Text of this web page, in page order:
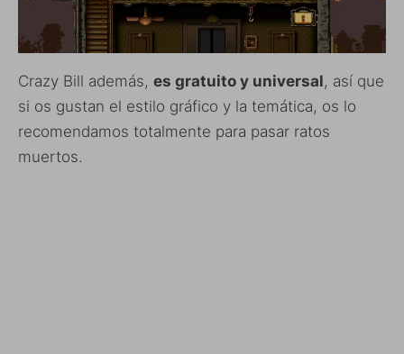
Crazy Bill además, es gratuito y universal, así que
si os gustan el estilo gráfico y la temática, os lo
recomendamos totalmente para pasar ratos
muertos.